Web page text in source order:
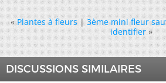
« Plantes à fleurs|3ème mini fleur
identifier »
DISCUSSIONS SIMILAIRES